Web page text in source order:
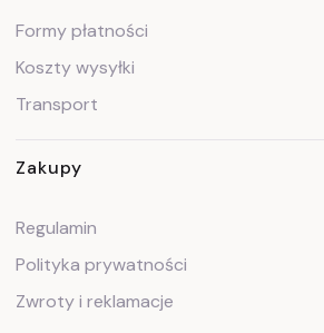
Formy płatności
Koszty wysyłki
Transport
Zakupy
Regulamin
Polityka prywatności
Zwroty i reklamacje